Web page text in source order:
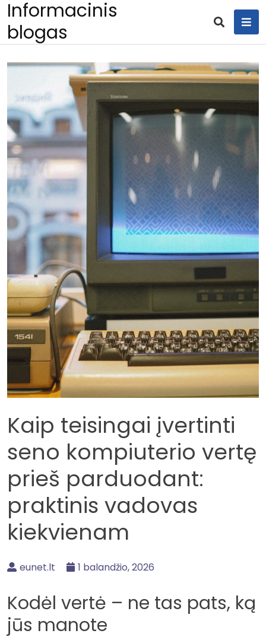
Skip
to
content
Informacinis
blogas
Kaip teisingai įvertinti
seno kompiuterio vertę
prieš parduodant:
praktinis vadovas
kiekvienam
eunet.lt 1 balandžio, 2026
Kodėl vertė – ne tas pats, ką
jūs manote